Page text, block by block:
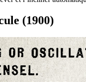
(1900)